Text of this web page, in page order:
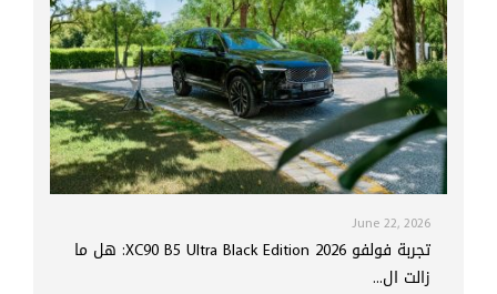
June 22, 2026
تجربة فولفو XC90 B5 Ultra Black Edition 2026: هل ما
زالت ال...